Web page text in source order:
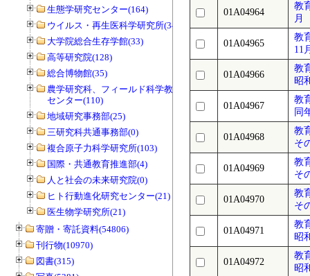
生態学研究センター(164)
ウイルス・再生医科学研究所(34)
大学院総合生存学館(33)
高等研究院(128)
総合博物館(35)
農学研究科、フィールド科学教育研究
センター(110)
地域研究事務部(25)
三研究科共通事務部(0)
複合原子力科学研究所(103)
国際・共通教育推進部(4)
人と社会の未来研究院(0)
ヒト行動進化研究センター(21)
医生物学研究所(21)
寄贈・寄託資料(54806)
刊行物(10970)
図書(315)
01A04964
教
月
01A04965
教
11
01A04966
教
昭
01A04967
教
同
01A04968
教
そ
01A04969
教
そ
01A04970
教
そ
01A04971
教
昭
01A04972
教
昭